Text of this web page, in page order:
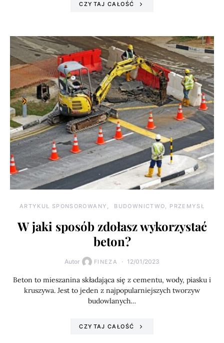
CZYTAJ CAŁOŚĆ
ARTYKUŁ SPONSOROWANY BUDOWNICTWO, PRZEMYSŁ
W jaki sposób zdołasz wykorzystać
beton?
Autor FINEZA 12/01/2023
Beton to mieszanina składająca się z cementu, wody, piasku i
kruszywa. Jest to jeden z najpopularniejszych tworzyw
budowlanych…
CZYTAJ CAŁOŚĆ